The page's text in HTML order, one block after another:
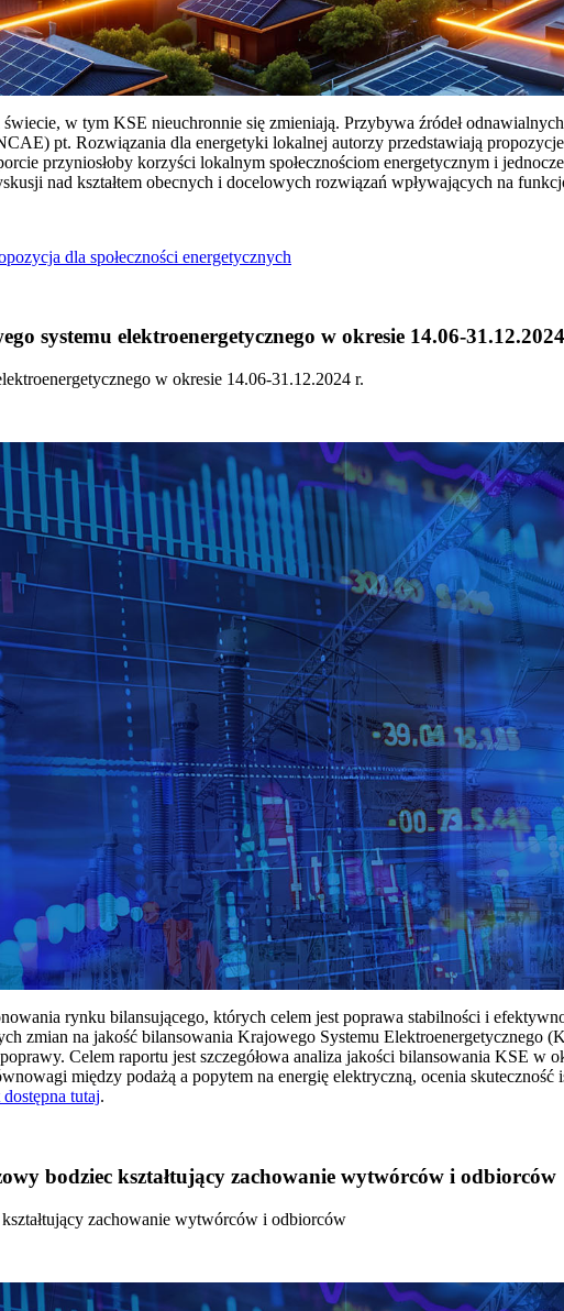
świecie, w tym KSE nieuchronnie się zmieniają. Przybywa źródeł
pt. Rozwiązania dla energetyki lokalnej autorzy przedstawiają
przyniosłoby korzyści lokalnym społecznościom energetycznym i
nad kształtem obecnych i docelowych rozwiązań wpływających na
dla społeczności energetycznych
systemu elektroenergetycznego w okresie 14.06-
w okresie 14.06-31.12.2024 r.
rynku bilansującego, których celem jest poprawa stabilności i
zmian na jakość bilansowania Krajowego Systemu Elektroenergetycznego
Celem raportu jest szczegółowa analiza jakości bilansowania KSE w
między podażą a popytem na energię elektryczną, ocenia
dostępna tutaj.
bodziec kształtujący zachowanie wytwórców i odbiorców
zachowanie wytwórców i odbiorców